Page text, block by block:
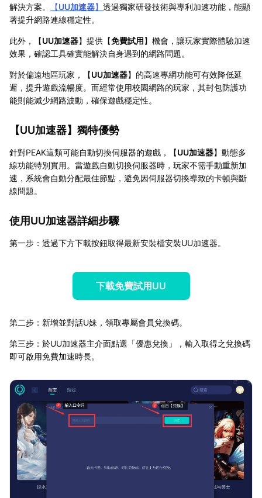
解決方案。
【UU加速器】 透過獨家研發技術與專利加速功能，能顯
著提升網路連線穩定性。
此外，【UU加速器】提供【免費試用】機會，讓玩家實際體驗加速
效果，確認工具確實能解決自身遇到的網路問題。
對於偏遠地區玩家，【UU加速器】的高速專網功能可有效降低延
遲，提升遊戲流暢度。而經常使用校園網路的玩家，其封包防護功
能則能減少網路波動，確保遊戲穩定性。
【UU加速器】獨特優勢
針對PEAK這類可能自動切換伺服器的遊戲，【UU加速器】動態多
線功能特別實用。當遊戲自動切換伺服器時，玩家不需手動重新加
速，系統會自動分配最佳節點，避免因伺服器切換導致的卡頓與斷
線問題。
使用UU加速器詳細步驟
第一步：透過下方下載按鈕取得最新安裝檔安裝UU加速器。
下載免費試用UU
第二步：新增並對話U妹，領取專屬會員兌換碼。
第三步：於UU加速器主介面點選「優惠兌換」，輸入取得之兌換碼
即可啟用免費加速時長。